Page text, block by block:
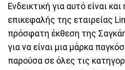
Ενδεικτική για αυτό είναι
επικεφαλής της εταιρείας
πρόσφατη έκθεση της
για να είναι μια μάρκα
παρούσα σε όλες τις